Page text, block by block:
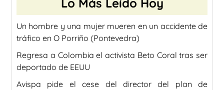
Un hombre y una mujer mueren en un accidente de
tráfico en O Porriño (Pontevedra)
Regresa a Colombia el activista Beto Coral tras ser
deportado de EEUU
Avispa pide el cese del director del plan de